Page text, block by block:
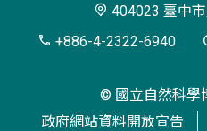
博
404023 臺中
+886-4-2322-6940
© 國立自然科學
政府網站資料開放宣告